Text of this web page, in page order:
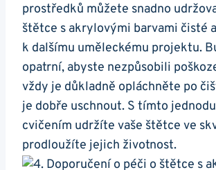
prostředků můžete ⁣snadno
štětce s akrylovými barvami čisté
k dalšímu uměleckému projektu.
opatrní, abyste nezpůsobili
vždy je důkladně opláchněte po
je‌ dobře uschnout. S tímto⁣
cvičením udržíte vaše štětce ‍ve⁤
prodloužíte jejich životnost.